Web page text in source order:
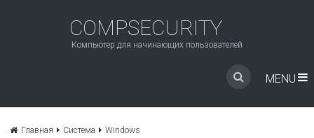
COMPSECURITY
Компьютер для начинающих пользователей
MENU
Главная Система Windows